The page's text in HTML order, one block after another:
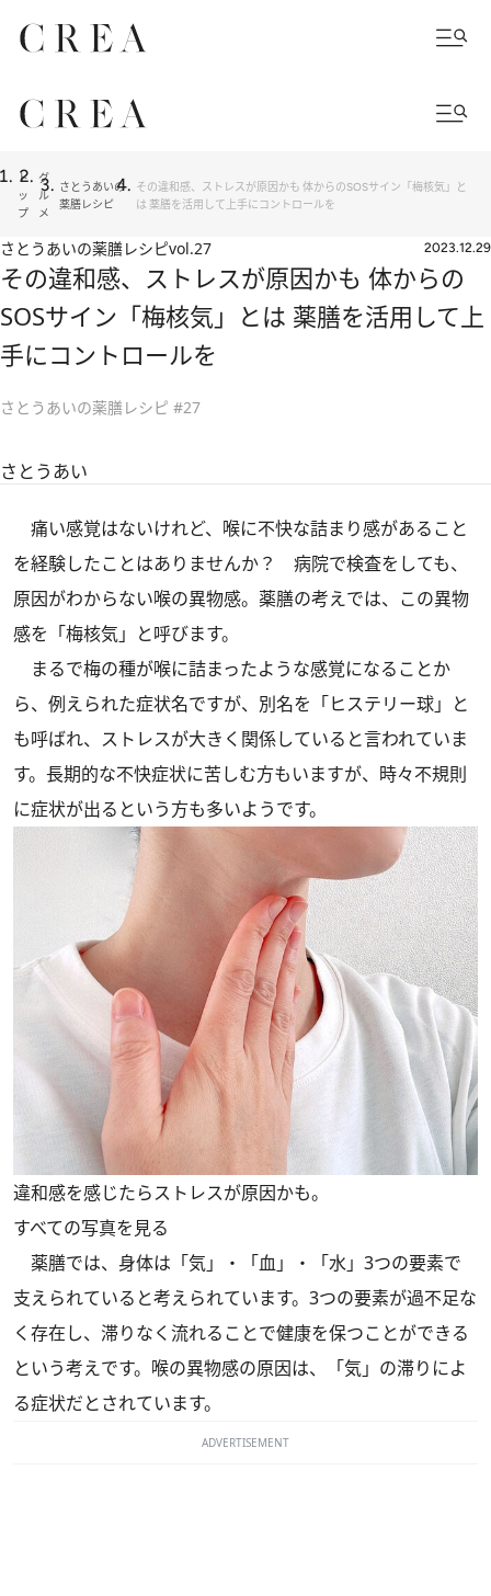
ト
ッ
プ
グ
ル
メ
さとうあいの
薬膳レシピ
その違和感、ストレスが原因かも 体からのSOSサイン「梅核気」と
は 薬膳を活用して上手にコントロールを
さとうあいの薬膳レシピvol.27 2023.12.29
その違和感、ストレスが原因かも 体からの
SOSサイン「梅核気」とは 薬膳を活用して上
手にコントロールを
さとうあいの薬膳レシピ #27
さとうあい
痛い感覚はないけれど、喉に不快な詰まり感があること
を経験したことはありませんか？ 病院で検査をしても、
原因がわからない喉の異物感。薬膳の考えでは、この異物
感を「梅核気」と呼びます。
まるで梅の種が喉に詰まったような感覚になることか
ら、例えられた症状名ですが、別名を「ヒステリー球」と
も呼ばれ、ストレスが大きく関係していると言われていま
す。長期的な不快症状に苦しむ方もいますが、時々不規則
に症状が出るという方も多いようです。
違和感を感じたらストレスが原因かも。
すべての写真を見る
薬膳では、身体は「気」・「血」・「水」3つの要素で
支えられていると考えられています。3つの要素が過不足な
く存在し、滞りなく流れることで健康を保つことができる
という考えです。喉の異物感の原因は、「気」の滞りによ
る症状だとされています。
ADVERTISEMENT